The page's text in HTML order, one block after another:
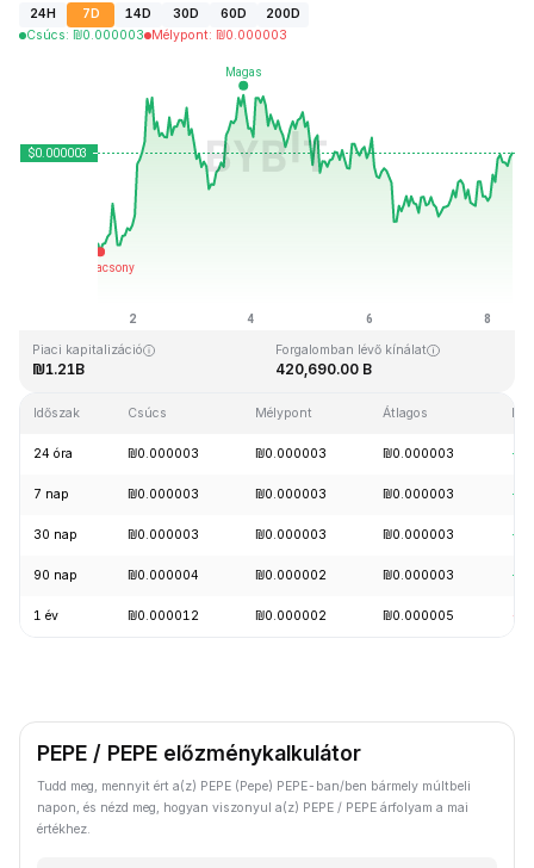
24H 7D 14D 30D 60D
200D
Csúcs: ₪0.000003 Mélypont: ₪0.000003
Utolsó frissítés: 2026-08-08, 09:44 GMT+0
Piaci kapitalizáció
₪1.21B
Forgalomban lévő kínálat
420,690.00 B
Időszak Csúcs Mélypont Átlagos
24 óra ₪0.000003 ₪0.000003 ₪0.000003
7 nap ₪0.000003 ₪0.000003 ₪0.000003
30 nap ₪0.000003 ₪0.000003 ₪0.000003
90 nap ₪0.000004 ₪0.000002 ₪0.000003
1 év ₪0.000012 ₪0.000002 ₪0.000005 -
PEPE / PEPE előzménykalkulátor
Tudd meg, mennyit ért a(z) PEPE (Pepe) PEPE-ban/ben bármely múltbeli
napon, és nézd meg, hogyan viszonyul a(z) PEPE / PEPE árfolyam a mai
értékhez.